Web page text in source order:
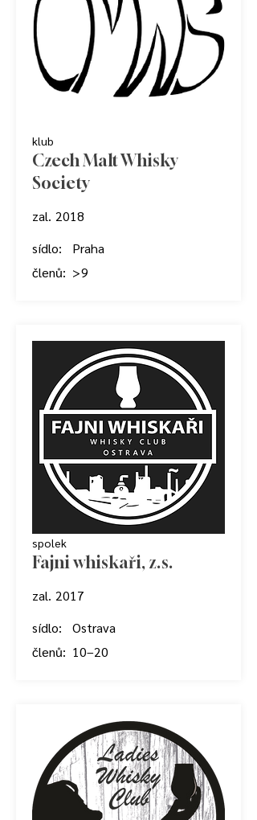
zal. 2018
sídlo:
Praha
členů: > 9
klub
Czech Malt Whisky
Society
zal. 2017
sídlo:
Ostrava
členů: 10–20
spolek
Fajni whiskaři, z. s.